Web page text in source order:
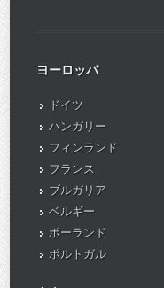
ヨーロッパ
ドイツ
ハンガリー
フィンランド
フランス
ブルガリア
ベルギー
ポーランド
ポルトガル